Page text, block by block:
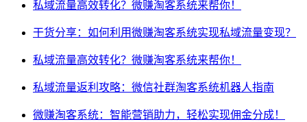
私域流量高效转化？微赚淘客系统来帮你！
干货分享：如何利用微赚淘客系统实现私域流量变现？
私域流量高效转化？微赚淘客系统来帮你！
私域流量返利攻略：微信社群淘客系统机器人指南
微赚淘客系统：智能营销助力，轻松实现佣金分成！